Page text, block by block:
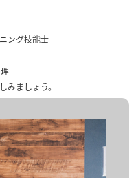
ング技能士
みましょう。